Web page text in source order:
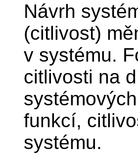
Návrh
(citlivost)
v systému.
citlivosti na
funkcí,
systému.